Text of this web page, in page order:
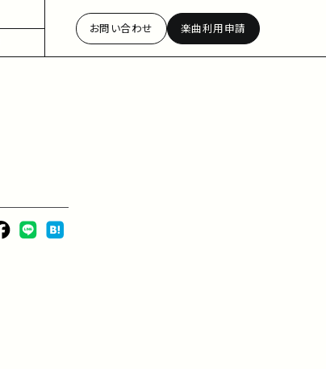
お問い合わせ 楽曲利用申請